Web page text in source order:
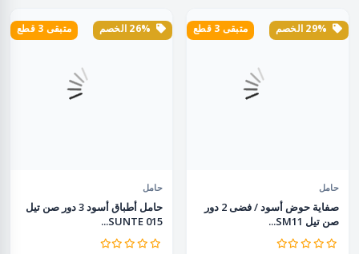
متبقى 3 قطع
حامل
صفاية حوض أسود / فضى 2 دور
صن تيل SM11...
متبقى 3 قطع
حامل
حامل أطباق أسود 3 دور صن تيل
015 SUNTE...